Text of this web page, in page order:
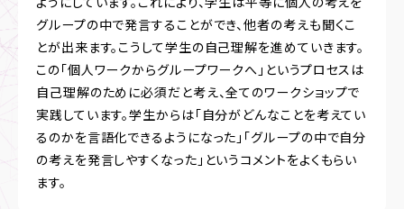
グループの中で発言することができ、他者の考えも聞くこ
とが出来ます。こうして学生の自己理解を進めていきます。
この「個人ワークからグループワークへ」というプロセスは
自己理解のために必須だと考え、全てのワークショップで
実践しています。学生からは「自分がどんなことを考えてい
るのかを言語化できるようになった」「グループの中で自分
の考えを発言しやすくなった」というコメントをよくもらい
ます。